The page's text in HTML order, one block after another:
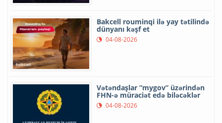
Bakcell rouminqi ilə yay tətilində
dünyanı kəşf et
04-08-2026
Vətəndaşlar “mygov” üzərindən
FHN-ə müraciət edə biləcəklər
04-08-2026